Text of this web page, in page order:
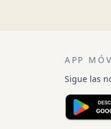
APP
Sigue las